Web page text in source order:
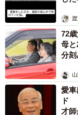
72
母
分刻
愛
ド
才